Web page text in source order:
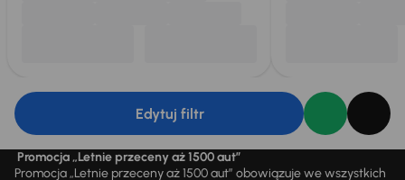
Edytuj filtr
Promocja „Letnie przeceny aż 1500 aut”
Promocja „Letnie przeceny aż 1500 aut” obowiązuje we wszystkich